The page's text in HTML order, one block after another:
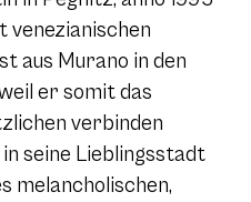
venezianischen
aus Murano in den
er somit das
verbinden
seine Lieblingsstadt
melancholischen,